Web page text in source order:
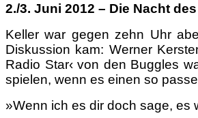
2./3. Juni 2012 – Die Nacht
Keller war gegen zehn Uhr
Diskussion kam: Werner
Radio Star‹ von den Buggles
spielen, wenn es einen so
»Wenn ich es dir doch sage, es